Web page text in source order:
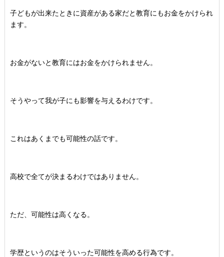
子どもが出来たときに資産がある家だと教育にもお金をかけられ
ます。
お金がないと教育にはお金をかけられません。
そうやって我が子にも影響を与えるわけです。
これはあくまでも可能性の話です。
高校で全てが決まるわけではありません。
ただ、可能性は高くなる。
学歴というのはそういった可能性を高める行為です。